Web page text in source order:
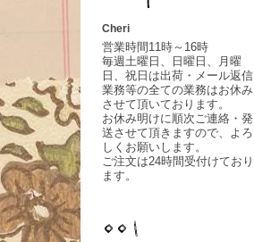
Cheri
営業時間11時～16時
毎週土曜日、日曜日、月曜
日、祝日は出荷・メール返信
業務等の全ての業務はお休み
させて頂いております。
お休み明けに順次ご連絡・発
送させて頂きますので、よろ
しくお願いします。
ご注文は24時間受付けており
ます。